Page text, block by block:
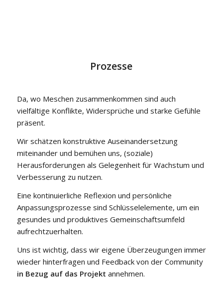
Prozesse
Da, wo Meschen zusammenkommen sind auch
vielfältige Konflikte, Widersprüche und starke Gefühle
präsent.
Wir schätzen konstruktive Auseinandersetzung
miteinander und bemühen uns, (soziale)
Herausforderungen als Gelegenheit für Wachstum und
Verbesserung zu nutzen.
Eine kontinuierliche Reflexion und persönliche
Anpassungsprozesse sind Schlüsselelemente, um ein
gesundes und produktives Gemeinschaftsumfeld
aufrechtzuerhalten.
Uns ist wichtig, dass wir eigene Überzeugungen immer
wieder hinterfragen und Feedback von der Community
in Bezug auf das Projekt annehmen.